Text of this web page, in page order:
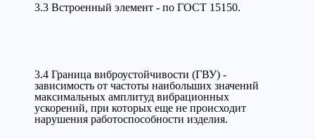
3.3 Встроенный элемент - по ГОСТ 15150.
3.4 Граница виброустойчивости (ГВУ) -
зависимость от частоты наибольших значений
максимальных амплитуд вибрационных
ускорений, при которых еще не происходит
нарушения работоспособности изделия.